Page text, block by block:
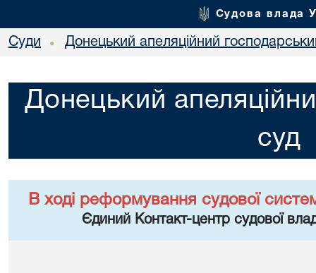
Судова влада
Суди • Донецький апеляційний
Донецький
суд
В ході реформування судової
Єдиний Контакт-центр судової